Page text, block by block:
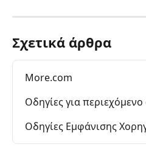
Σχετικά άρθρα
More.com
Οδηγίες για
Οδηγίες Εμφάνισης